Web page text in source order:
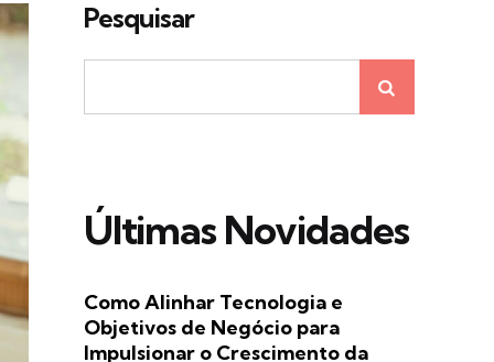
Pesquisar
Últimas Novidades
Como Alinhar Tecnologia e
Objetivos de Negócio para
Impulsionar o Crescimento da